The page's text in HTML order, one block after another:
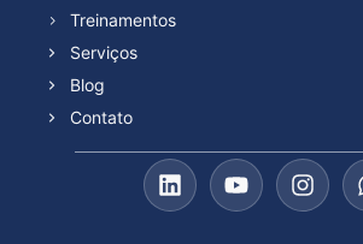
Treinamentos
Serviços
Blog
Contato